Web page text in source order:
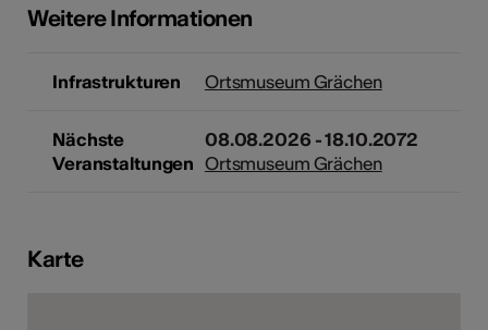
Weitere Informationen
Infrastrukturen Ortsmuseum Grächen
Nächste
Veranstaltungen
08.08.2026 - 18.10.2072
Ortsmuseum Grächen
Karte